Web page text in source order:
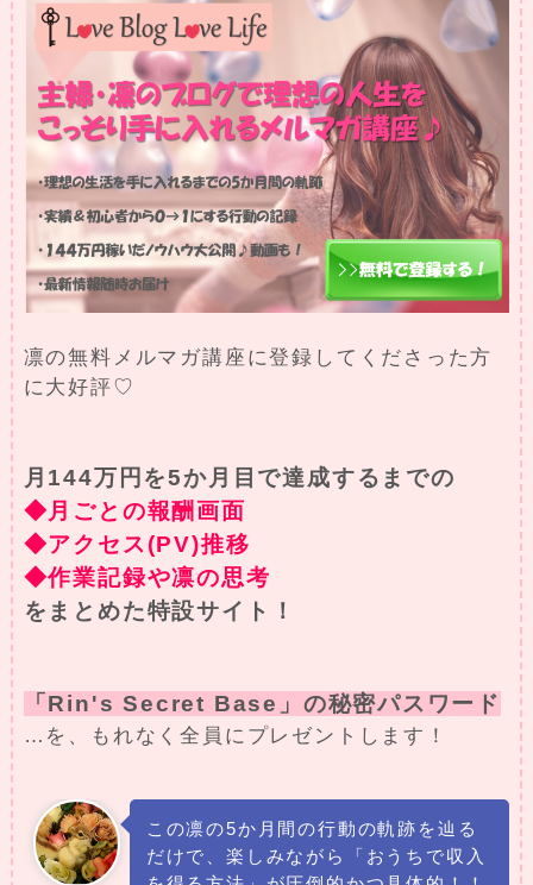
凛の無料メルマガ講座に登録してくださった方
に大好評♡
月144万円を5か月目で達成するまでの
◆月ごとの報酬画面
◆アクセス(PV)推移
◆作業記録や凛の思考
をまとめた特設サイト！
「Rin's Secret Base」の秘密パスワード
…を、もれなく全員にプレゼントします！
この凛の5か月間の行動の軌跡を辿る
だけで、楽しみながら「おうちで収入